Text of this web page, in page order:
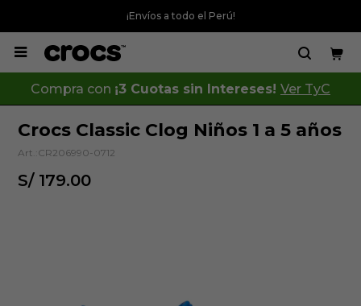
¡Envíos a todo el Perú!

Compra con ¡3 Cuotas sin Intereses! Ver TyC
Crocs Classic Clog Niños 1 a 5 años
CR206990-0712
S/ 179.00